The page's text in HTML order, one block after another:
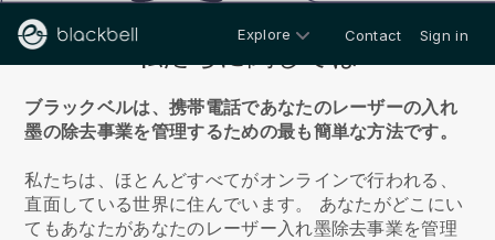
Explore Contact Sign in
ブラックベルは、携帯電話であなたのレーザーの入れ
墨の除去事業を管理するための最も簡単な方法です。
私たちは、ほとんどすべてがオンラインで行われる、
直面している世界に住んでいます。 あなたがどこにい
てもあなたがあなたのレーザー入れ墨除去事業を管理